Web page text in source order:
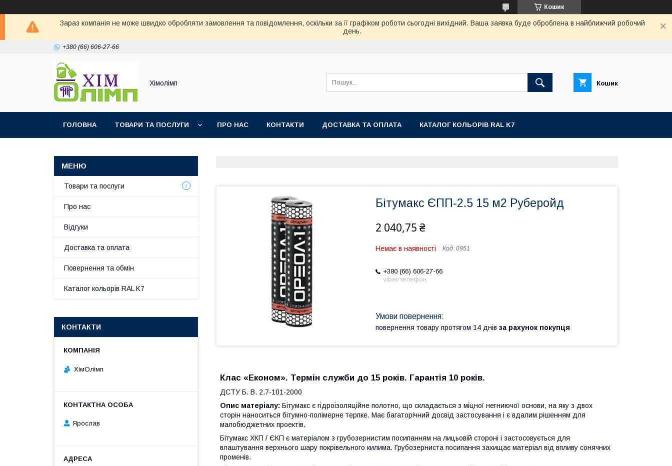
Кошик
Зараз компанія не може швидко обробляти замовлення та повідомлення, оскільки за її графіком роботи сьогодні вихідний. Ваша заявка буде оброблена в найближчий робочий
день.
+380 (66) 606-27-66
Хімолімп Кошик
ГОЛОВНА ТОВАРИ ТА ПОСЛУГИ ПРО НАС КОНТАКТИ ДОСТАВКА ТА ОПЛАТА КАТАЛОГ КОЛЬОРІВ RAL K7
Бітумакс ЄПП-2.5 15 м2 Руберойд
2 040,75 ₴
Немає в наявності Код: 0951
+380 (66) 606-27-66
viber/телефон
повернення товару протягом 14 днів за рахунок покупця
Клас «Економ». Термін служби до 15 років. Гарантія 10 років.
ДСТУ Б. В. 2.7-101-2000
Опис матеріалу: Бітумакс є гідроізоляційне полотно, що складається з міцної негниючої основи, на яку з двох
сторін наноситься бітумно-полімерне терпке. Має багаторічний досвід застосування і є вдалим рішенням для
малобюджетних проектів.
Бітумакс ХКП / ЄКП є матеріалом з грубозернистим посипанням на лицьовій стороні і застосовується для
влаштування верхнього шару покрівельного килима. Грубозерниста посипання захищає матеріал від впливу сонячних
променів.
Товари та послуги
Про нас
Відгуки
Доставка та оплата
Повернення та обмін
Каталог кольорів RAL K7
КОНТАКТИ
ХімОлімп
Ярослав